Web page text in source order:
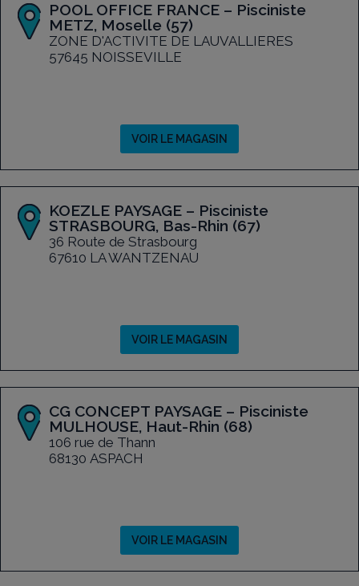
POOL OFFICE FRANCE – Pisciniste
METZ, Moselle (57)
ZONE D'ACTIVITE DE LAUVALLIERES
57645 NOISSEVILLE
VOIR LE MAGASIN
KOEZLE PAYSAGE – Pisciniste
STRASBOURG, Bas-Rhin (67)
36 Route de Strasbourg
67610 LA WANTZENAU
VOIR LE MAGASIN
CG CONCEPT PAYSAGE – Pisciniste
MULHOUSE, Haut-Rhin (68)
106 rue de Thann
68130 ASPACH
VOIR LE MAGASIN